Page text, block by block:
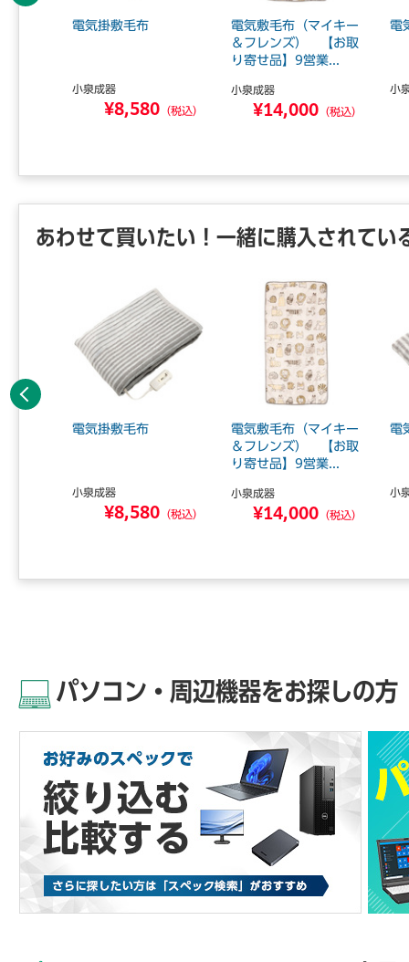
電気掛敷毛布
小泉成器
¥8,580 （税込）
電気敷毛布（マイキー
＆フレンズ） 【お取
り寄せ品】9営業...
小泉成器
¥14,000 （税込）
電
小
あわせて買いたい！一緒に購入されてい
電気掛敷毛布
小泉成器
¥8,580 （税込）
電気敷毛布（マイキー
＆フレンズ） 【お取
り寄せ品】9営業...
小泉成器
¥14,000 （税込）
電
小
前へ
パソコン・周辺機器をお探しの方